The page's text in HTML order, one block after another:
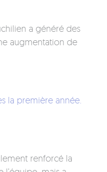
a généré des
augmentation de
la première année.
renforcé la